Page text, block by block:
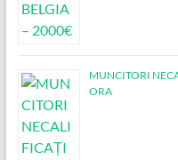
MUNCITORI
ORA